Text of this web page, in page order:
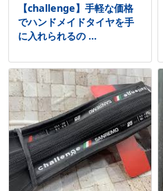
【challenge】手軽な価格
でハンドメイドタイヤを手
に入れられるの ...